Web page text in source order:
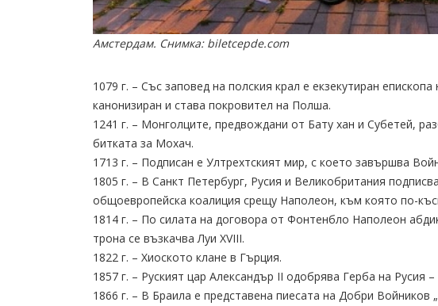
Амстердам. Снимка: biletcepde.com
1079 г. – Със заповед на полския крал е екзекутиран
канонизиран и става покровител на Полша.
1241 г. – Монголците, предвождани от Бату хан и Субетей,
битката за Мохач.
1713 г. – Подписан е Ултрехтският мир, с което завършва
1805 г. – В Санкт Петербург, Русия и Великобритания
общоевропейска коалиция срещу Наполеон, към която по-
1814 г. – По силата на договора от Фонтенбло Наполеон
трона се възкачва Луи XVIII.
1822 г. – Хиоското клане в Гърция.
1857 г. – Руският цар Александър II одобрява Герба на Русия
1866 г. – В Браила е представена пиесата на Добри Войников